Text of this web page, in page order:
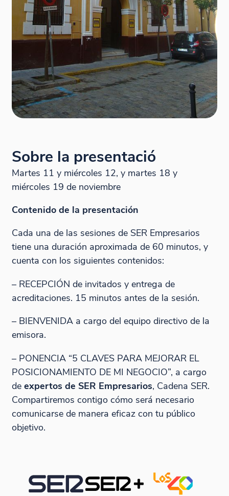
Sobre la presentació
Martes 11 y miércoles 12, y martes 18 y
miércoles 19 de noviembre
Contenido de la presentación
Cada una de las sesiones de SER Empresarios
tiene una duración aproximada de 60 minutos, y
cuenta con los siguientes contenidos:
– RECEPCIÓN de invitados y entrega de
acreditaciones. 15 minutos antes de la sesión.
– BIENVENIDA a cargo del equipo directivo de la
emisora.
– PONENCIA “5 CLAVES PARA MEJORAR EL
POSICIONAMIENTO DE MI NEGOCIO”, a cargo
de expertos de SER Empresarios, Cadena SER.
Compartiremos contigo cómo será necesario
comunicarse de manera eficaz con tu público
objetivo.